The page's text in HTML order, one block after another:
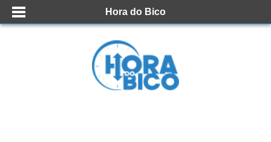
Hora do Bico